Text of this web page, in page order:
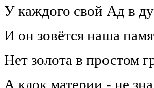
У каждого свой Ад в
И он зовётся наша
Нет золота в простом
А клок материи - не